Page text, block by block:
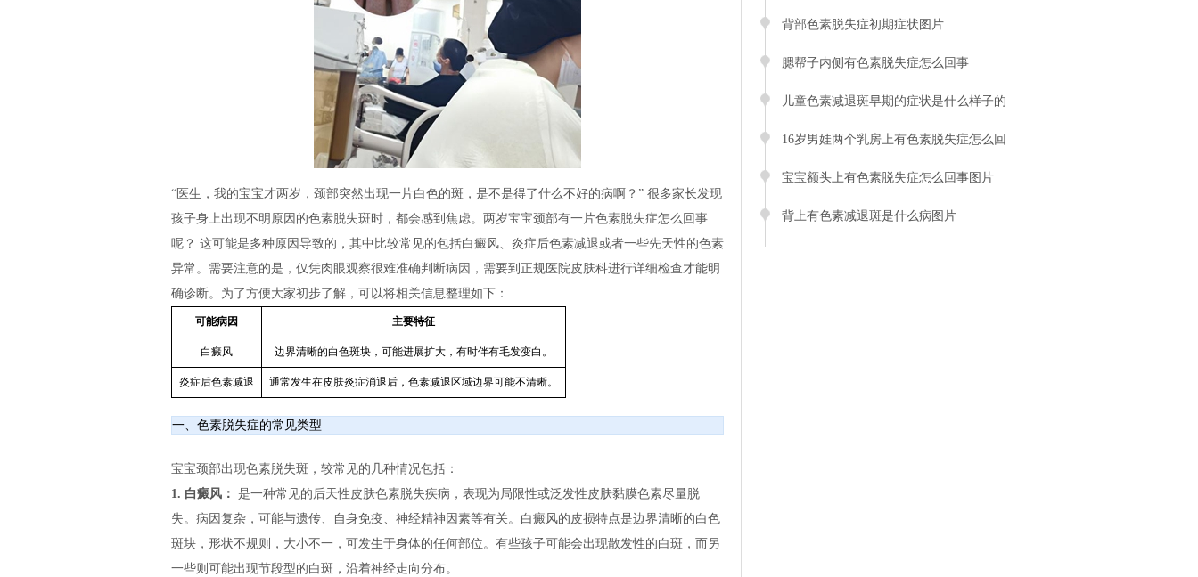
“医生，我的宝宝才两岁，颈部突然出现一片白色的斑，是不是得了什么不好的病啊？” 很多家长发现
孩子身上出现不明原因的色素脱失斑时，都会感到焦虑。两岁宝宝颈部有一片色素脱失症怎么回事
呢？ 这可能是多种原因导致的，其中比较常见的包括白癜风、炎症后色素减退或者一些先天性的色素
异常。需要注意的是，仅凭肉眼观察很难准确判断病因，需要到正规医院皮肤科进行详细检查才能明
确诊断。为了方便大家初步了解，可以将相关信息整理如下：
可能病因 主要特征
白癜风 边界清晰的白色斑块，可能进展扩大，有时伴有毛发变白。
炎症后色素减退 通常发生在皮肤炎症消退后，色素减退区域边界可能不清晰。
一、色素脱失症的常见类型
宝宝颈部出现色素脱失斑，较常见的几种情况包括：
1. 白癜风： 是一种常见的后天性皮肤色素脱失疾病，表现为局限性或泛发性皮肤黏膜色素尽量脱
失。病因复杂，可能与遗传、自身免疫、神经精神因素等有关。白癜风的皮损特点是边界清晰的白色
斑块，形状不规则，大小不一，可发生于身体的任何部位。有些孩子可能会出现散发性的白斑，而另
一些则可能出现节段型的白斑，沿着神经走向分布。
背部色素脱失症初期症状图片
腮帮子内侧有色素脱失症怎么回事
儿童色素减退斑早期的症状是什么样子的
16岁男娃两个乳房上有色素脱失症怎么回
宝宝额头上有色素脱失症怎么回事图片
背上有色素减退斑是什么病图片